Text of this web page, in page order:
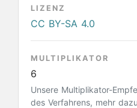
LIZENZ
CC BY-SA 4.0
MULTIPLIKATOR
6
Unsere Multiplikator-
des Verfahrens, mehr